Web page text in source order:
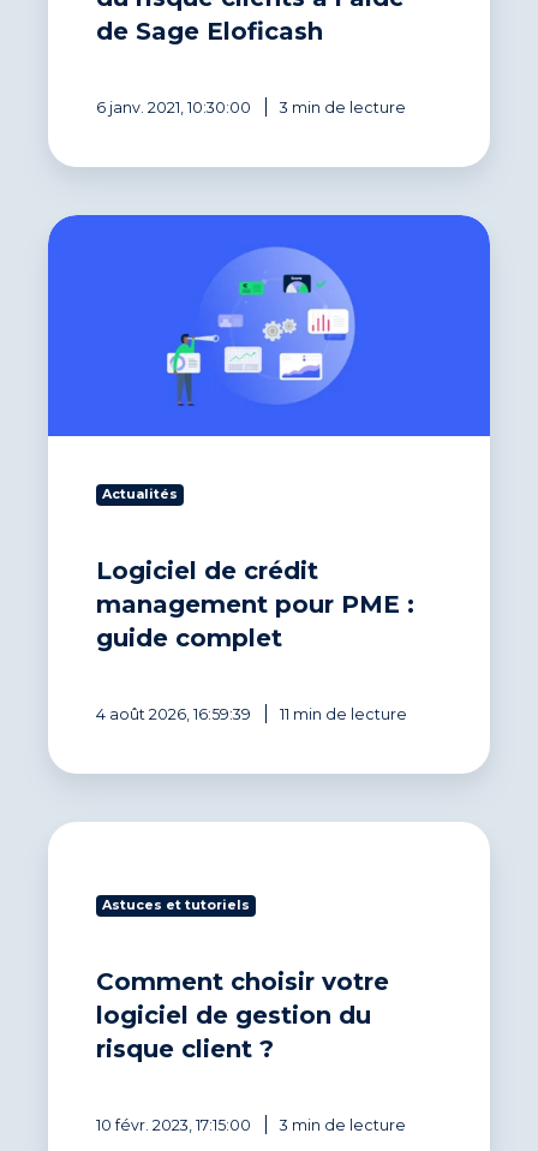
de Sage Eloficash
6 janv. 2021, 10:30:00 3 min de lecture
Logiciel
Actualités
Logiciel de crédit
management pour PME :
guide complet
4 août 2026, 16:59:39 11 min de lecture
Comment
logiciel
risque
Astuces et tutoriels
Comment choisir votre
logiciel de gestion du
risque client ?
10 févr. 2023, 17:15:00 3 min de lecture